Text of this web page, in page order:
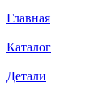
Главная
Каталог
Детали